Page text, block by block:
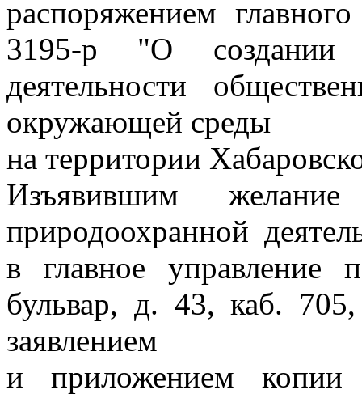
распоряжением
3195-р "О создании
деятельности
окружающей среды
на территории
Изъявившим
природоохранной
в главное управление
бульвар, д. 43, каб.
заявлением
и приложением копии